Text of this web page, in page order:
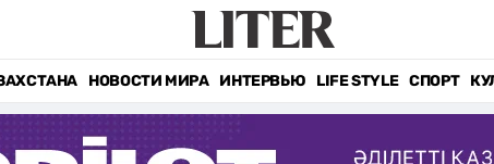
НОВОСТИ МИРА ИНТЕРВЬЮ LIFE STYLE СПОРТ